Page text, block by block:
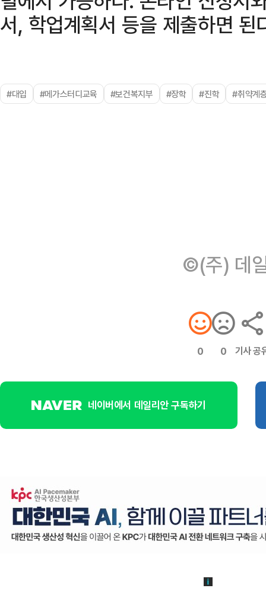
서, 학업계획서 등을 제출하면 된
#대입 #메가스터디교육 #보건복지부 #장학 #진학 #취약계
©(주) 데
0 0 기사 공
네이버에서 데일리안 구독하기